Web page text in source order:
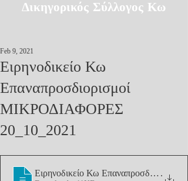
Δικηγορικός Σύλλογος Κω
Ειρηνοδικείο Κω
Επαναπροσδιορισμοί
ΜΙΚΡΟΔΙΑΦΟΡΕΣ
20_10_2021
Feb 9, 2021
Ειρηνοδικείο Κω Επαναπροσδιορισμοί
.